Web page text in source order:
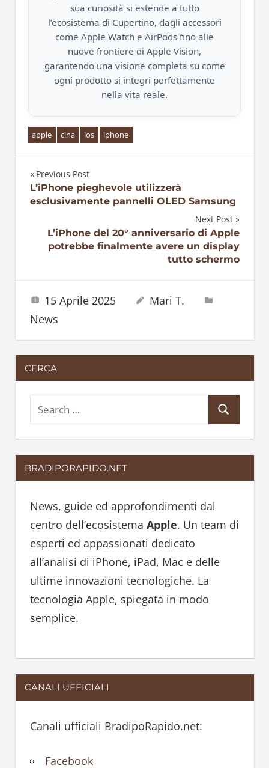
sua curiosità si estende a tutto
l’ecosistema di Cupertino, dagli accessori
come Apple Watch e AirPods fino alle
nuove frontiere di Apple Vision,
garantendo una visione completa su come
ogni prodotto si integri perfettamente
nella vita reale.
apple cina ios iphone
Navigazione
Previous Post
L’iPhone pieghevole utilizzerà
esclusivamente pannelli OLED Samsung
Next Post
L’iPhone del 20° anniversario di Apple
potrebbe finalmente avere un display
tutto schermo
15 Aprile 2025
Mari T.
News
CERCA
e
a
r
c
e
a
BRADIPORAPIDO.NET
News, guide ed approfondimenti dal
centro dell’ecosistema Apple. Un team di
esperti ed appassionati dedicato
all’analisi di iPhone, iPad, Mac e delle
ultime innovazioni tecnologiche. La
tecnologia Apple, spiegata in modo
semplice.
CANALI UFFICIALI
Canali ufficiali BradipoRapido.net:
Facebook